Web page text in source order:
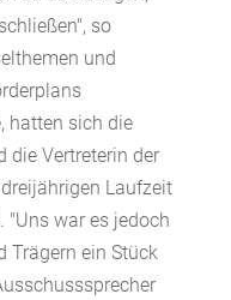
so
und
hatten sich die
die Vertreterin der
Laufzeit
"Uns war es jedoch
Trägern ein Stück